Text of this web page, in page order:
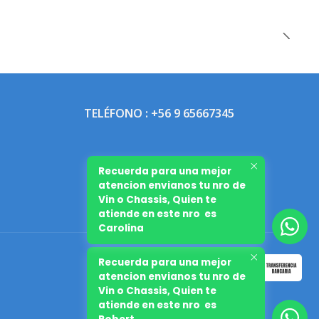
TELÉFONO : +56 9 65667345
Recuerda para una mejor
atencion envianos tu nro de
Vin o Chassis, Quien te
atiende en este nro es
Recuerda para una mejor
atencion envianos tu nro de
Vin o Chassis, Quien te
atiende en este nro es
Carolina